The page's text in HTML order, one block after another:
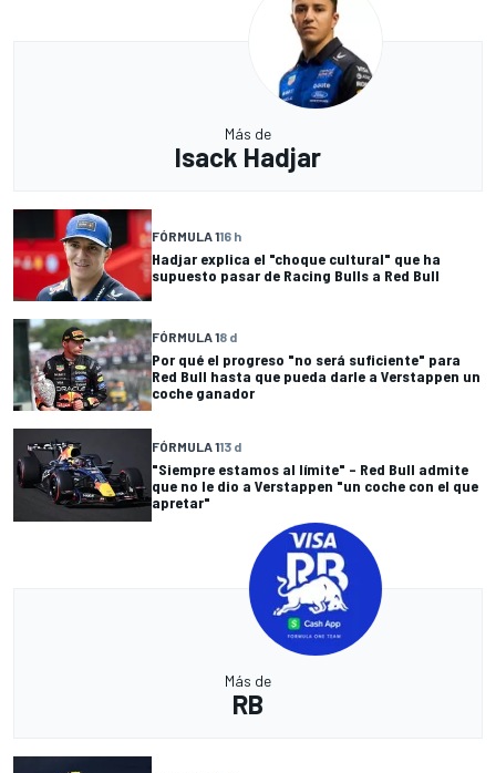
Más de
Isack Hadjar
FÓRMULA 116 h
Hadjar explica el "choque cultural" que ha
supuesto pasar de Racing Bulls a Red Bull
FÓRMULA 18 d
Por qué el progreso "no será suficiente" para
Red Bull hasta que pueda darle a Verstappen un
coche ganador
FÓRMULA 113 d
"Siempre estamos al límite" – Red Bull admite
que no le dio a Verstappen "un coche con el que
apretar"
Más de
RB